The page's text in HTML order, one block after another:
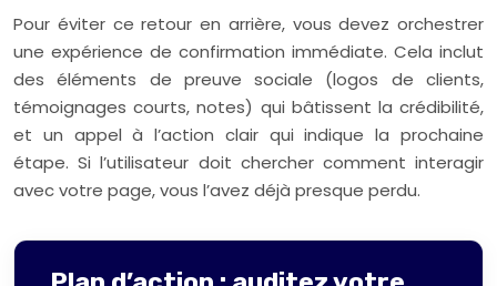
Pour éviter ce retour en arrière, vous devez orchestrer
une expérience de confirmation immédiate. Cela inclut
des éléments de preuve sociale (logos de clients,
témoignages courts, notes) qui bâtissent la crédibilité,
et un appel à l’action clair qui indique la prochaine
étape. Si l’utilisateur doit chercher comment interagir
avec votre page, vous l’avez déjà presque perdu.